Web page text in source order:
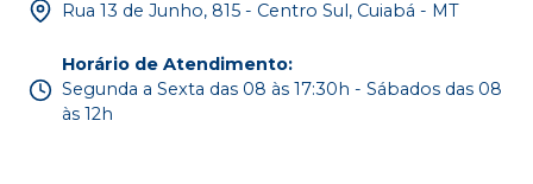
Rua 13 de Junho, 815 - Centro Sul, Cuiabá - MT
Horário de Atendimento:
Segunda a Sexta das 08 às 17:30h - Sábados das 08
às 12h